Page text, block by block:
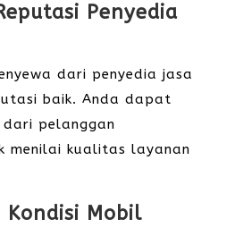
Penyedia
dari penyedia jasa
baik. Anda dapat
dari pelanggan
menilai kualitas layanan
Mobil